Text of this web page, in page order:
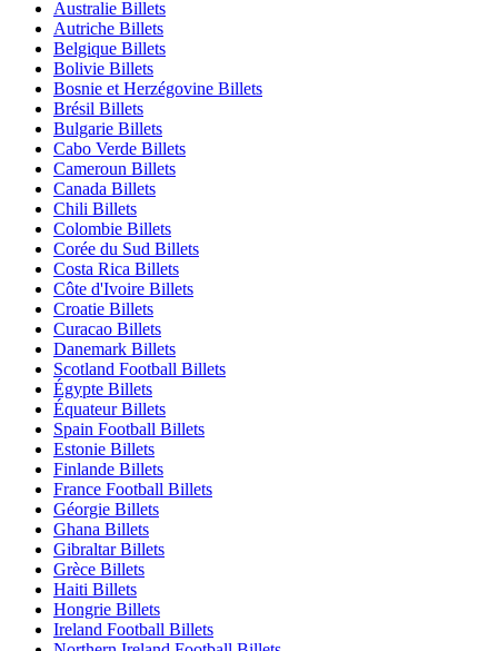
Australie Billets
Autriche Billets
Belgique Billets
Bolivie Billets
Bosnie et Herzégovine Billets
Brésil Billets
Bulgarie Billets
Cabo Verde Billets
Cameroun Billets
Canada Billets
Chili Billets
Colombie Billets
Corée du Sud Billets
Costa Rica Billets
Côte d'Ivoire Billets
Croatie Billets
Curacao Billets
Danemark Billets
Scotland Football Billets
Égypte Billets
Équateur Billets
Spain Football Billets
Estonie Billets
Finlande Billets
France Football Billets
Géorgie Billets
Ghana Billets
Gibraltar Billets
Grèce Billets
Haiti Billets
Hongrie Billets
Ireland Football Billets